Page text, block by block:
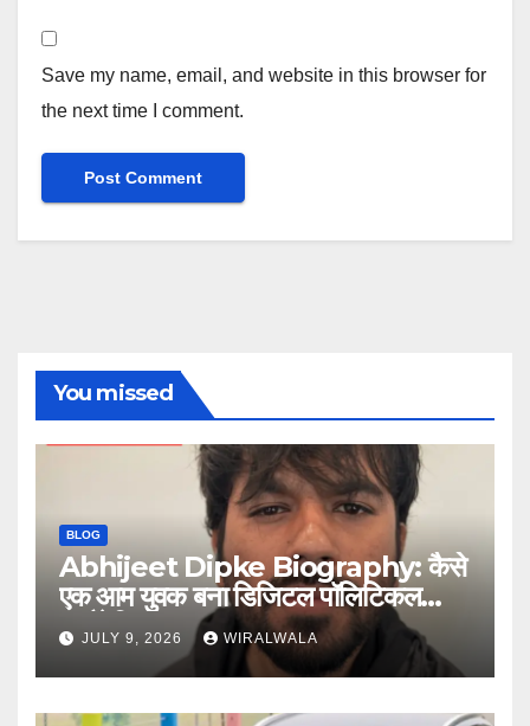
Save my name, email, and website in this browser for
the next time I comment.
You missed
BLOG
Abhijeet Dipke Biography: कैसे
एक आम युवक बना डिजिटल पॉलिटिकल
स्ट्रैटेजिस्ट
JULY 9, 2026 WIRALWALA